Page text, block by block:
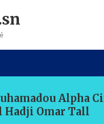
Alpha
Hadji Omar Tall